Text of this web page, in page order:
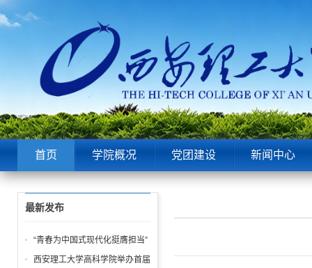
首页 学院概况 党团建设 新闻中心
最新发布
“青春为中国式现代化挺膺担当”
——院团委举办五四表彰大会暨
西安理工大学高科学院举办首届